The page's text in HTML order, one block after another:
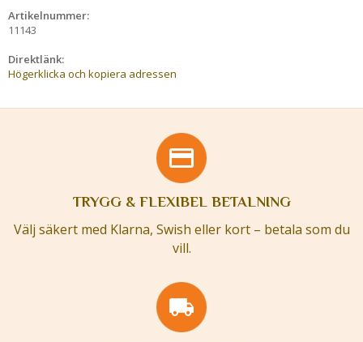
Artikelnummer:
11143
Direktlänk:
Högerklicka och kopiera adressen
TRYGG & FLEXIBEL BETALNING
Välj säkert med Klarna, Swish eller kort – betala som du
vill.